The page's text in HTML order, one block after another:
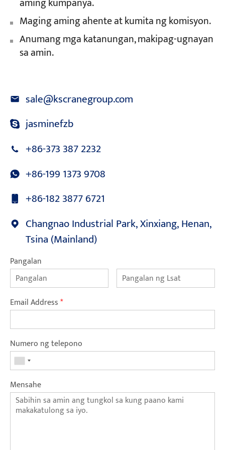
Maging aming ahente at kumita ng komisyon.
Anumang mga katanungan, makipag-ugnayan
sa amin.
sale@kscranegroup.com
jasminefzb
+86-373 387 2232
+86-199 1373 9708
+86-182 3877 6721
Changnao Industrial Park, Xinxiang, Henan,
Tsina (Mainland)
Pangalan
Email Address*
Numero ng telepono
Mensahe